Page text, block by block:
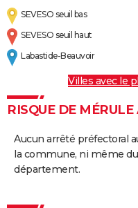
SEVESO seuil bas
SEVESO seuil haut
Labastide-Beauvoir
Villes avec le
RISQUE DE
Aucun arrêté préfectoral
la commune, ni même du
département.